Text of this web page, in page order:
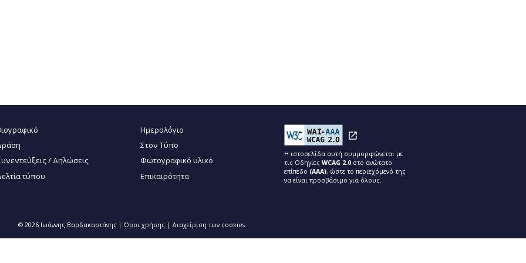
/ Δηλώσεις
τύπου
Ημερολόγιο
Στον Τύπο
Φωτογραφικό υλικό
Επικαιρότητα
Η ιστοσελίδα αυτή συμμορφώνεται με
τις Οδηγίες WCAG 2.0 στο ανώτατο
επίπεδο (ΑΑΑ), ώστε το περιεχόμενό της
να είναι προσβάσιμο για όλους.
© 2026 Ιωάννης Βαρδακαστάνης | Όροι χρήσης | Διαχείριση των cookies